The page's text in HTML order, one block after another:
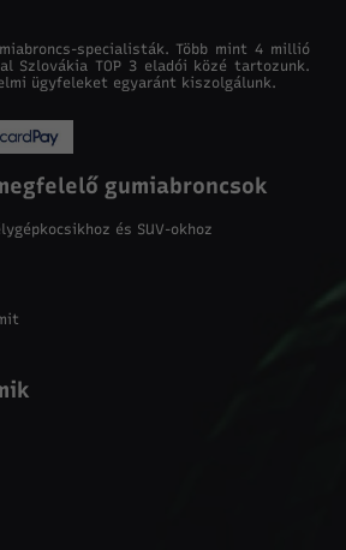
specialisták. Több mint 4 millió
Szlovákia TOP 3 eladói közé tartozunk.
ügyfeleket egyaránt kiszolgálunk.
gumiabroncsok
és SUV-okhoz